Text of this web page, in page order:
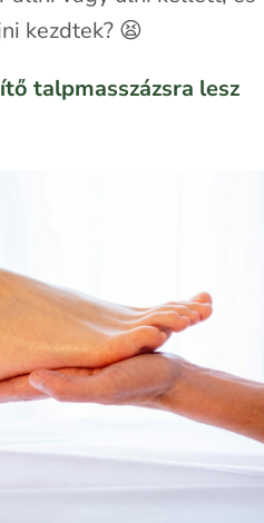
kezdtek? 😫
talpmasszázsra lesz